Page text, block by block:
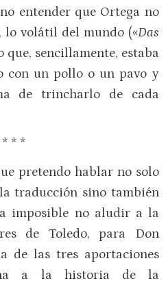
entender que Ortega no
lo volátil del mundo («Das
que, sencillamente, estaba
con un pollo o un pavo y
de trincharlo de cada
* * *
pretendo hablar no solo
traducción sino también
imposible no aludir a la
de Toledo, para Don
de las tres aportaciones
a la historia de la